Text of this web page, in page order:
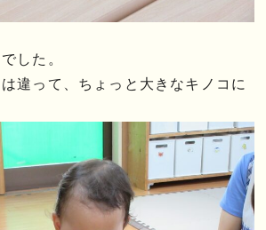
した。
違って、ちょっと大きなキノコに